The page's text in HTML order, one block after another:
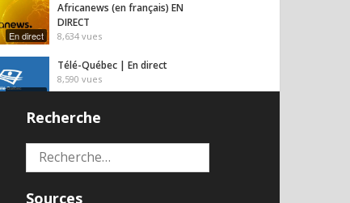
En direct
Africanews (en français) EN
DIRECT
8,634 vues
En direct
Télé-Québec | En direct
8,590 vues
En direct
franceinfo – DIRECT TV –
interviews, documentaires et
Recherche
Rechercher :
Sources